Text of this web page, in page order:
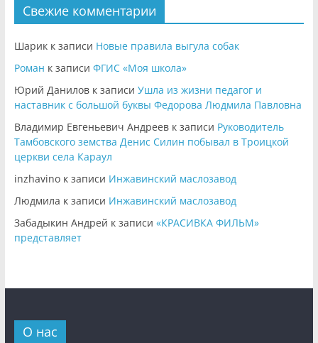
Свежие комментарии
Шарикк записи Новые правила выгула собак
Роман к записи ФГИС «Моя школа»
Юрий Даниловк записи Ушла из жизни педагог и
наставник с большой буквы Федорова Людмила Павловна
Владимир Евгеньевич Андреевк записи Руководитель
Тамбовского земства Денис Силин побывал в Троицкой
церкви села Караул
inzhavinoк записи Инжавинский маслозавод
Людмила к записи Инжавинский маслозавод
Забадыкин Андрей к записи «КРАСИВКА ФИЛЬМ»
представляет
О нас